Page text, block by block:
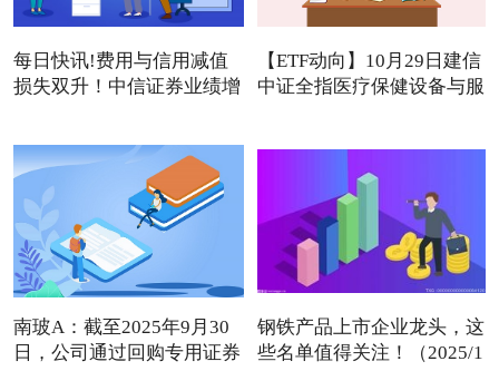
每日快讯!费用与信用减值
损失双升！中信证券业绩增
【ETF动向】10月29日建信
中证全指医疗保健设备与服
南玻A：截至2025年9月30
日，公司通过回购专用证券
钢铁产品上市企业龙头，这
些名单值得关注！（2025/1